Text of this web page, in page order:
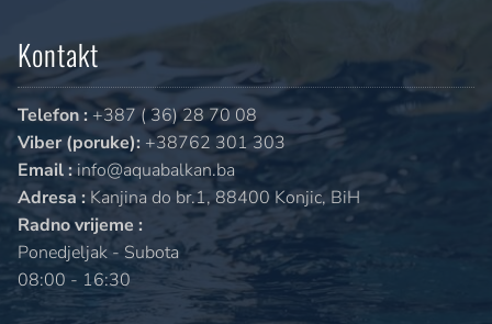
Kontakt
Telefon : +387 ( 36) 28 70 08
Viber (poruke): +38762 301 303
Email :info@aquabalkan.ba
Adresa : Kanjina do br.1, 88400 Konjic, BiH
Radno vrijeme :
Ponedjeljak - Subota
08:00 - 16:30